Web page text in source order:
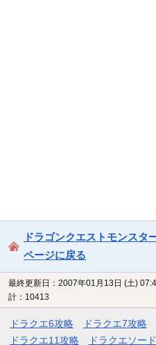
ドラゴンクエストモンスタ
ページに戻る
最終更新日：2007年01月13日 (土)
計：10413
ドラクエ6攻略 ドラクエ7攻略
ドラクエ11攻略
ドラクエソー